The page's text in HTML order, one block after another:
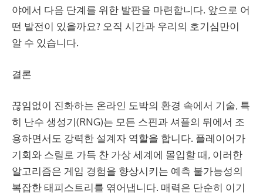
야에서 다음 단계를 위한 발판을 마련합니다. 앞으로 어
떤 발전이 있을까요? 오직 시간과 우리의 호기심만이
알 수 있습니다.
결론
끊임없이 진화하는 온라인 도박의 환경 속에서 기술, 특
히 난수 생성기(RNG)는 모든 스핀과 셔플의 뒤에서 조
용하면서도 강력한 설계자 역할을 합니다. 플레이어가
기회와 스릴로 가득 찬 가상 세계에 몰입할 때, 이러한
알고리즘은 게임 경험을 향상시키는 예측 불가능성의
복잡한 태피스트리를 엮어냅니다. 매력은 단순히 이기